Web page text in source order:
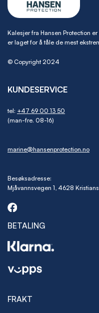
Kalesjer fra Hansen Protection
er laget for å tåle de mest
© Copyright 2024
KUNDESERVICE
tel: +47 69 00 13 50
(man-fre. 08-16)
marine@hansenprotection.no
Besøksadresse:
Mjåvannsvegen 1, 4628
BETALING
FRAKT